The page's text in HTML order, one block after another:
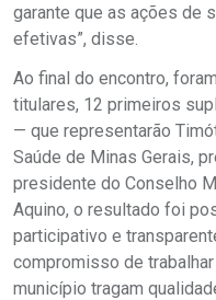
garante que as ações de
efetivas”, disse.
Ao final do encontro,
titulares, 12 primeiros
— que representarão
Saúde de Minas Gerais,
presidente do Conselho
Aquino, o resultado foi
participativo e
compromisso de
município tragam